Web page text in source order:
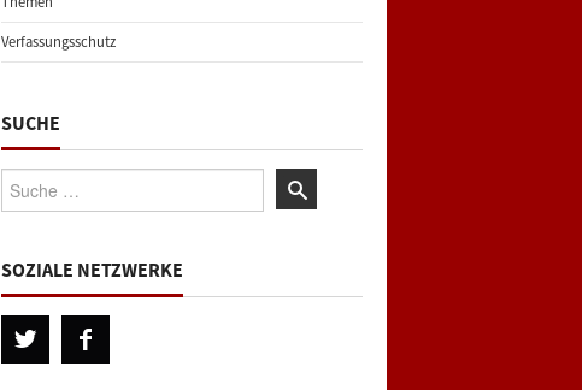
Verfassungsschutz
SUCHE
Suche:
SOZIALE NETZWERKE